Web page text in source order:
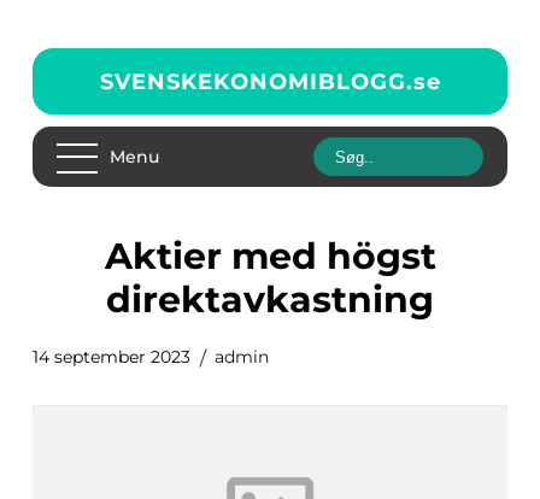
SVENSKEKONOMIBLOGG.se
Menu
aktier med högst
direktavkastning
14 september 2023 admin